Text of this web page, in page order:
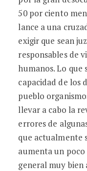
50 por ciento
lance a una
exigir que sean
responsables de
humanos. Lo que
capacidad de los
pueblo
llevar a cabo la
errores de
que actualmente
aumenta un poco
general muy